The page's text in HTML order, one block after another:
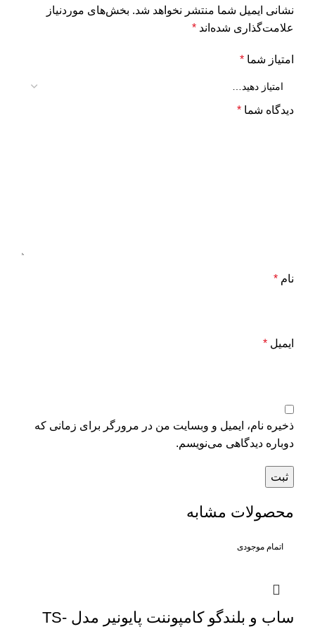
نشانی ایمیل شما منتشر نخواهد شد. بخش‌های موردنیاز
علامت‌گذاری شده‌اند *
امتیاز شما *
دیدگاه شما *
نام *
ایمیل *
ذخیره نام، ایمیل و وبسایت من در مرورگر برای زمانی که
دوباره دیدگاهی می‌نویسم.
محصولات مشابه
اتمام موجودی
ساب و بلندگو کامپوننت پایونیر مدل TS-